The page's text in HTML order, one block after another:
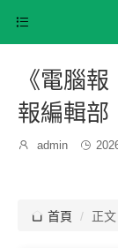

《電腦
報編輯部

博
admin  發
 首頁 正文